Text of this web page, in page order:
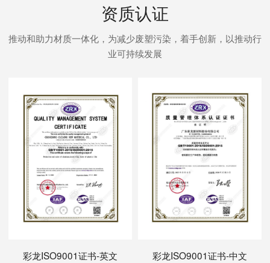
资质认证
推动和助力材质一体化，为减少废塑污染，着手创新，以推动行
业可持续发展
彩龙ISO9001证书-英文 彩龙ISO9001证书-中文